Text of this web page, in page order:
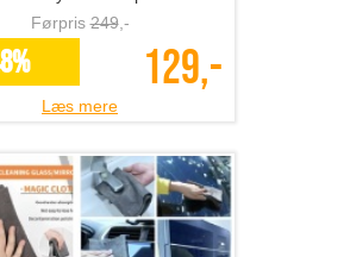
Førpris249,-
129,-
Læs mere